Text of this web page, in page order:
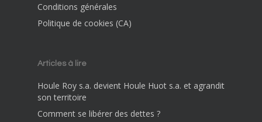
Conditions générales
Politique de cookies (CA)
Articles à lire
Houle Roy s.a. devient Houle Huot s.a. et agrandit
son territoire
Comment se libérer des dettes ?